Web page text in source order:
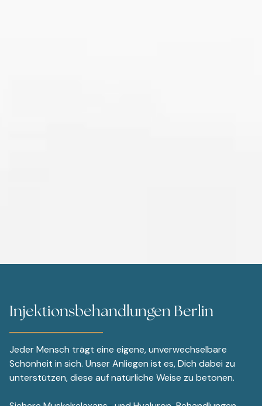
Injektionsbehandlungen Berlin
Jeder Mensch trägt eine eigene, unverwechselbare
Schönheit in sich. Unser Anliegen ist es, Dich dabei zu
unterstützen, diese auf natürliche Weise zu betonen.